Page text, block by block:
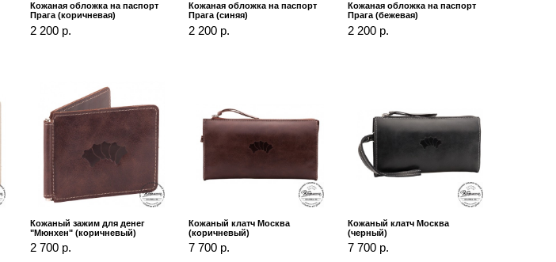
Кожаная обложка на паспорт
Прага (коричневая)
2 200 р.
Кожаная обложка на паспорт
Прага (синяя)
2 200 р.
Кожаная обложка на паспорт
Прага (бежевая)
2 200 р.
Кожаный зажим для денег
"Мюнхен" (коричневый)
2 700 р.
Кожаный клатч Москва
(коричневый)
7 700 р.
Кожаный клатч Москва
(черный)
7 700 р.